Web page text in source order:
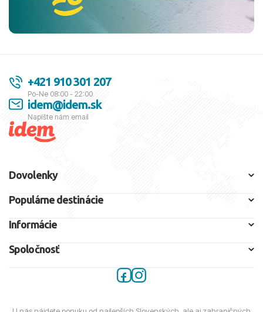
+421 910 301 207
Po-Ne 08:00 - 22:00
idem@idem.sk
Napíšte nám email
Dovolenky
Populárne destinácie
Informácie
Spoločnosť